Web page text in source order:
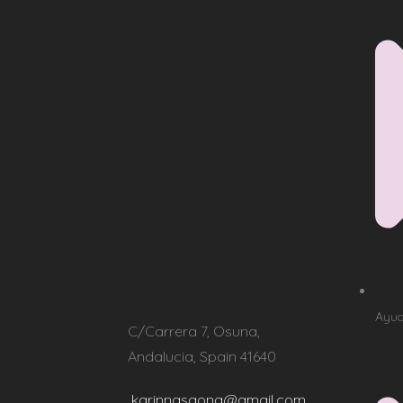
C/Carrera 7, Osuna,
Andalucia, Spain 41640
karinnasaona@gmail.com